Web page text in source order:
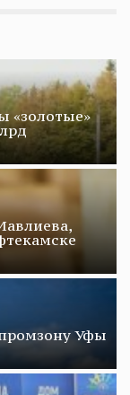
«золотые»
Уфы